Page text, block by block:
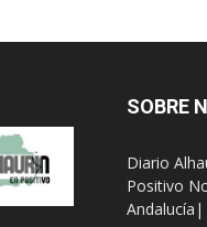
SOBRE
Diario
Positivo
Andalucía|